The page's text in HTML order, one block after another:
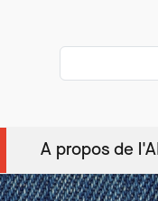
A propos de